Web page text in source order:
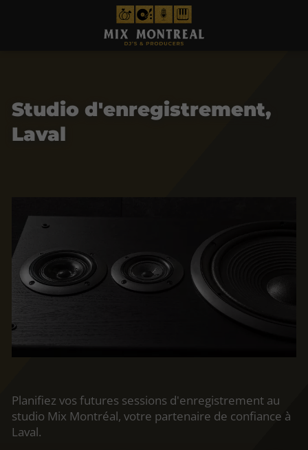
Studio d'enregistrement,
Laval
Planifiez vos futures sessions d'enregistrement au
studio Mix Montréal, votre partenaire de confiance à
Laval.